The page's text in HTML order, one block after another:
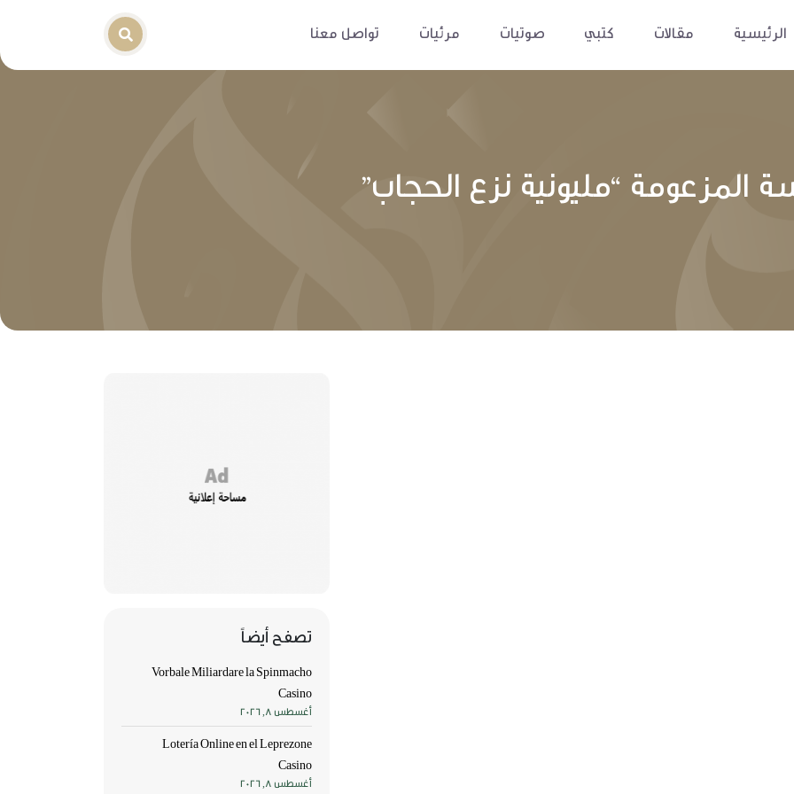
الرئيسية مقالات كتبي صوتيات مرئيات تواصل معنا
المزعومة “مليونية نزع الحجاب”
تصفح أيضاً
Vorbale Miliardare la Spinmacho
Casino
أغسطس 8, 2026
Lotería Online en el Leprezone
Casino
أغسطس 8, 2026